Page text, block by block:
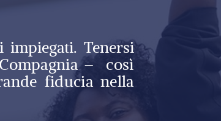
impiegati. Tenersi
– così
fiducia nella